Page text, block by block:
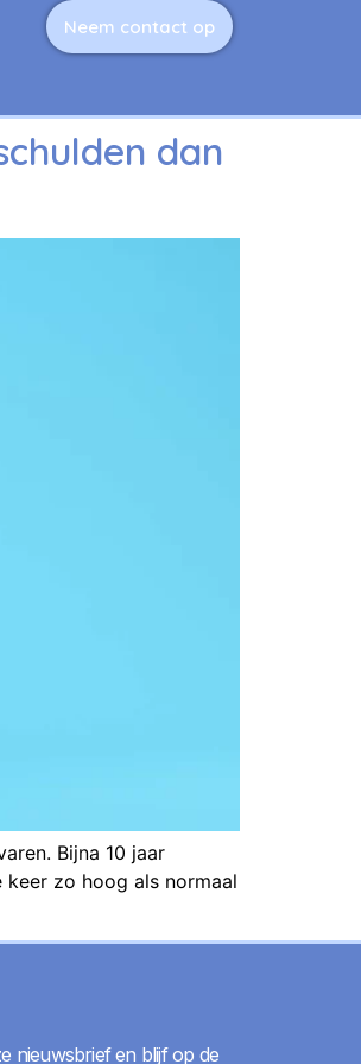
Neem contact op
dan
Bijna 10 jaar
zo hoog als normaal
nieuwsbrief en blijf op de